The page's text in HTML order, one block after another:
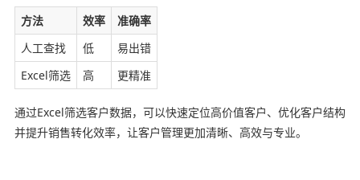
方法 效率
准确率
人工查找
低
易出错
Excel筛选
高 更精准
通过Excel筛选客户数据，可以快速定位高价值客户、优化客户结构
并提升销售转化效率，让客户管理更加清晰、高效与专业。